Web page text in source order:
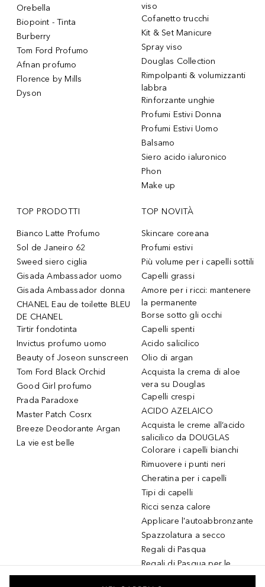
Orebella
Biopoint - Tinta
Burberry
Tom Ford Profumo
Afnan profumo
Florence by Mills
Dyson
viso
Cofanetto trucchi
Kit & Set Manicure
Spray viso
Douglas Collection
Rimpolpanti & volumizzanti
labbra
Rinforzante unghie
Profumi Estivi Donna
Profumi Estivi Uomo
Balsamo
Siero acido ialuronico
Phon
Make up
TOP PRODOTTI
Bianco Latte Profumo
Sol de Janeiro 62
Sweed siero ciglia
Gisada Ambassador uomo
Gisada Ambassador donna
CHANEL Eau de toilette BLEU
DE CHANEL
Tirtir fondotinta
Invictus profumo uomo
Beauty of Joseon sunscreen
Tom Ford Black Orchid
Good Girl profumo
Prada Paradoxe
Master Patch Cosrx
Breeze Deodorante Argan
La vie est belle
TOP NOVITÀ
Skincare coreana
Profumi estivi
Più volume per i capelli sottili
Capelli grassi
Amore per i ricci: mantenere
la permanente
Borse sotto gli occhi
Capelli spenti
Acido salicilico
Olio di argan
Acquista la crema di aloe
vera su Douglas
Capelli crespi
ACIDO AZELAICO
Acquista le creme all’acido
salicilico da DOUGLAS
Colorare i capelli bianchi
Rimuovere i punti neri
Cheratina per i capelli
Tipi di capelli
Ricci senza calore
Applicare l'autoabbronzante
Spazzolatura a secco
Regali di Pasqua
Regali di Pasqua per le
donne